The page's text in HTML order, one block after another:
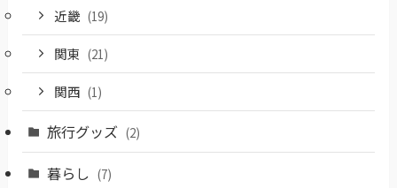
近畿 (19)
関東 (21)
関西 (1)
旅行グッズ (2)
暮らし (7)